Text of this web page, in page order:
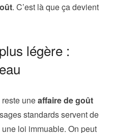
. C’est là que ça devient
légère :
uneaffaire de goût
standards servent de
loi immuable. On peut